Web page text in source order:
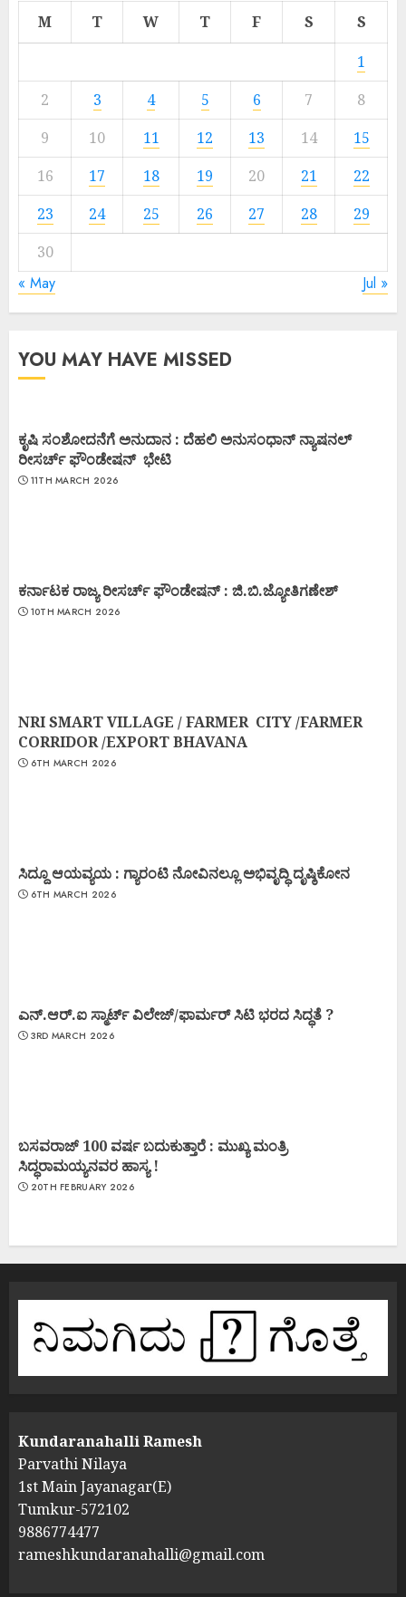
M T W T F S
S
1
2
3 4 5 6 7
8
9
10 11 12 13 14
15
16
17 18 19 20 21
22
23
24 25 26 27 28
29
30
« May Jul »
YOU MAY HAVE MISSED
ಕೃಷಿ ಸಂಶೋದನೆಗೆ ಅನುದಾನ : ದೆಹಲಿ ಅನುಸಂಧಾನ್ ನ್ಯಾಷನಲ್
ರೀಸರ್ಚ್ ಫೌಂಡೇಷನ್ ಭೇಟಿ
11TH MARCH 2026
ಕರ್ನಾಟಕ ರಾಜ್ಯ ರೀಸರ್ಚ್ ಫೌಂಡೇಷನ್ : ಜಿ.ಬಿ.ಜ್ಯೋತಿಗಣೇಶ್
10TH MARCH 2026
NRI SMART VILLAGE / FARMER CITY /FARMER
CORRIDOR /EXPORT BHAVANA
6TH MARCH 2026
ಸಿದ್ದೂ ಆಯವ್ಯಯ : ಗ್ಯಾರಂಟಿ ನೋವಿನಲ್ಲೂ ಅಭಿವೃದ್ಧಿ ದೃಷ್ಠಿಕೋನ
6TH MARCH 2026
ಎನ್.ಆರ್.ಐ ಸ್ಮಾರ್ಟ್ ವಿಲೇಜ್/ಫಾರ್ಮರ್ ಸಿಟಿ ಭರದ ಸಿದ್ಧತೆ ?
3RD MARCH 2026
ಬಸವರಾಜ್ 100 ವರ್ಷ ಬದುಕುತ್ತಾರೆ : ಮುಖ್ಯ ಮಂತ್ರಿ
ಸಿದ್ಧರಾಮಯ್ಯನವರ ಹಾಸ್ಯ !
20TH FEBRUARY 2026
Kundaranahalli Ramesh
Parvathi Nilaya
1st Main Jayanagar(E)
Tumkur-572102
9886774477
rameshkundaranahalli@gmail.com